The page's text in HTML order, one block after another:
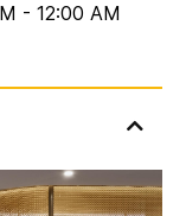
- 12:00 AM